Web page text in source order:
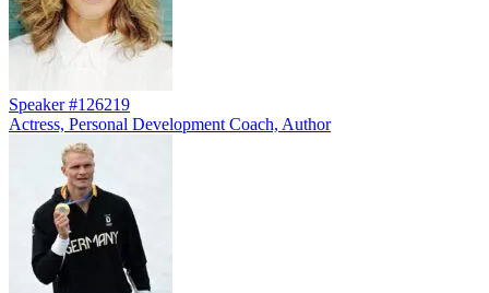
Speaker #126219
Actress, Personal Development Coach, Author